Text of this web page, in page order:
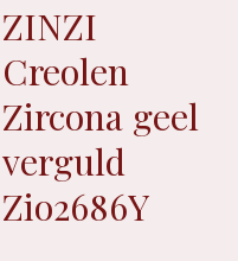
ZINZI
Creolen
Zircona geel
verguld
Zio2686Y